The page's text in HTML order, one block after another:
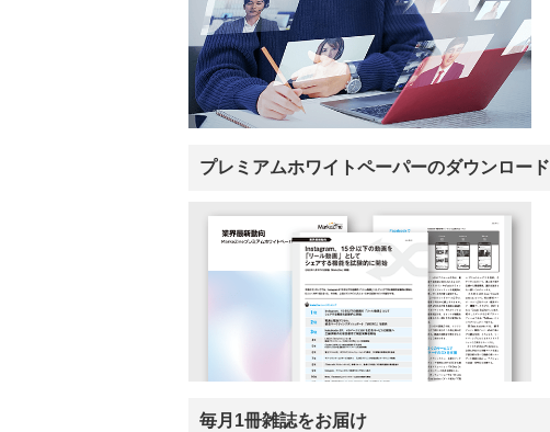
プレミアムホワイトペーパーのダウンロード
毎月1冊雑誌をお届け